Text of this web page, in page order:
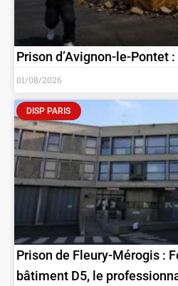
Prison d’Avignon-le-Pontet
01/08/2026
DISP PARIS
Prison de Fleury-Mérogis :
bâtiment D5, le